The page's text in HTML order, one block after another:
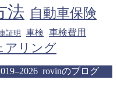
法 自動車保険
証明 車検 車検費用
アリング
rovinのブログ